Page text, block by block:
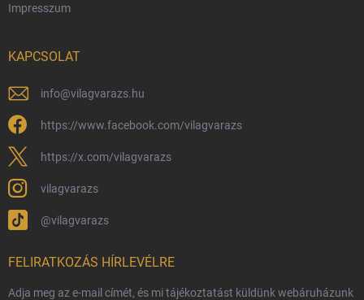
Hűségprogram
Általános Szerződési Feltételek
Adatvédelmi feltételek
Védjegyek és szerzői jogok
Fémjelzés és nemesfém-tájékoztató
Impresszum
KAPCSOLAT
info@vilagvarazs.hu
https://www.facebook.com/vilagvarazs
https://x.com/vilagvarazs
vilagvarazs
@vilagvarazs
FELIRATKOZÁS HÍRLEVÉLRE
Adja meg az e-mail címét, és mi tájékoztatást küldünk webáruházunk